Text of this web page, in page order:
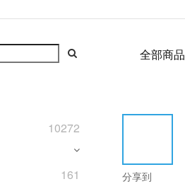
10272
161
全部商品
分享到